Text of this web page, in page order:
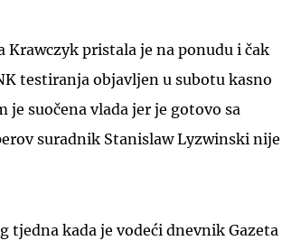
Krawczyk pristala je na ponudu i čak
testiranja objavljen u subotu kasno
suočena vlada jer je gotovo sa
suradnik Stanislaw Lyzwinski nije
tjedna kada je vodeći dnevnik Gazeta